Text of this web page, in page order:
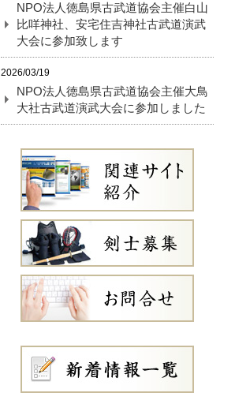
NPO法人徳島県古武道協会主催白山
比咩神社、安宅住吉神社古武道演武
大会に参加致します
2026/03/19
NPO法人徳島県古武道協会主催大鳥
大社古武道演武大会に参加しました